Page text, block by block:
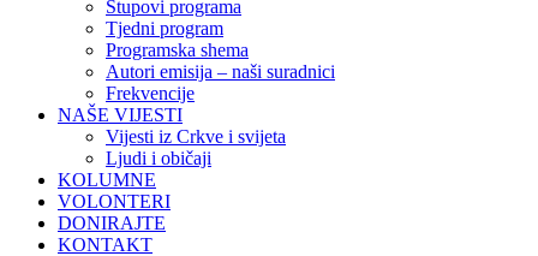
Stupovi programa
Tjedni program
Programska shema
Autori emisija – naši suradnici
Frekvencije
NAŠE VIJESTI
Vijesti iz Crkve i svijeta
Ljudi i običaji
KOLUMNE
VOLONTERI
DONIRAJTE
KONTAKT